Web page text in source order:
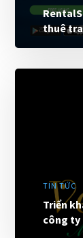
thuê
TIN TỨC
Triển
công ty